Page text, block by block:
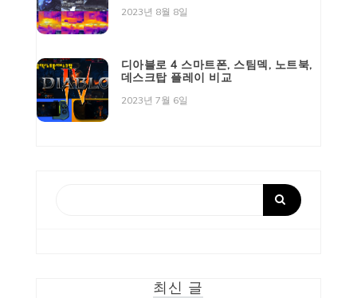
2023년 8월 8일
디아블로 4 스마트폰, 스팀덱, 노트북,
데스크탑 플레이 비교
2023년 7월 6일
최신 글